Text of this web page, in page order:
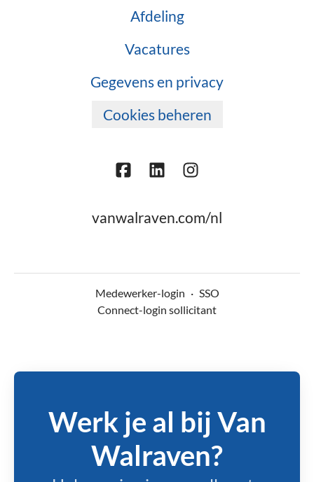
Afdeling
Vacatures
Gegevens en privacy
Cookies beheren
vanwalraven.com/nl
Medewerker-login · SSO
Connect-login sollicitant
Werk je al bij Van
Walraven?